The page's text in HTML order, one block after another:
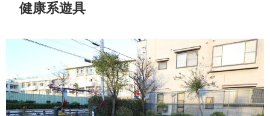
健康系遊具